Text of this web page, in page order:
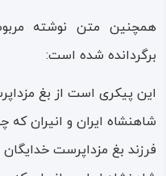
طاق بزرگ یا ایوان بزرگ،
تاج‌ گذاری خسرو دوم
خسروپرویز با دست راست خود
سمت چپ شاه قرار
همچنین متن نوشته
برگردانده شده است:
این پیکری است از بغ
شاهنشاه ایران و انیران که
فرزند بغ مزداپرست خدایگان